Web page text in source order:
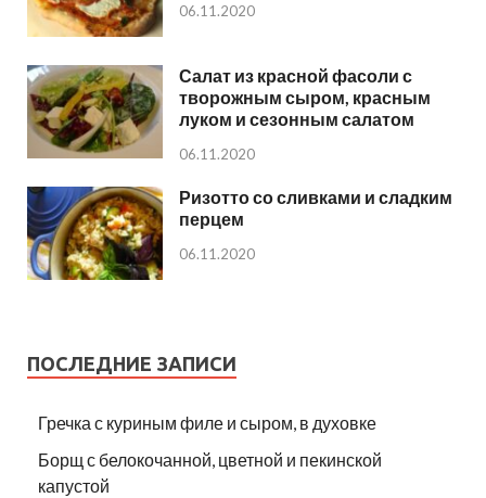
06.11.2020
Салат из красной фасоли с
творожным сыром, красным
луком и сезонным салатом
06.11.2020
Ризотто со сливками и сладким
перцем
06.11.2020
ПОСЛЕДНИЕ ЗАПИСИ
Гречка с куриным филе и сыром, в духовке
Борщ с белокочанной, цветной и пекинской
капустой